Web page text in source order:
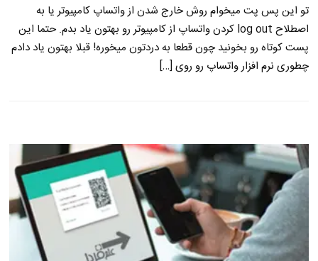
تو این پس پت میخوام روش خارج شدن از واتساپ کامپیوتر یا به
اصطلاح log out کردن واتساپ از کامپیوتر رو بهتون یاد بدم. حتما این
پست کوتاه رو بخونید چون قطعا به دردتون میخوره! قبلا بهتون یاد دادم
چطوری نرم افزار واتساپ رو روی […]